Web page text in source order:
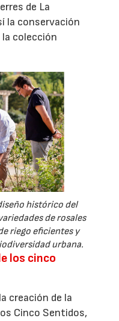
de La
la conservación
colección
histórico del
de rosales
riego eficientes y
urbana.
los cinco
creación de la
Cinco Sentidos,